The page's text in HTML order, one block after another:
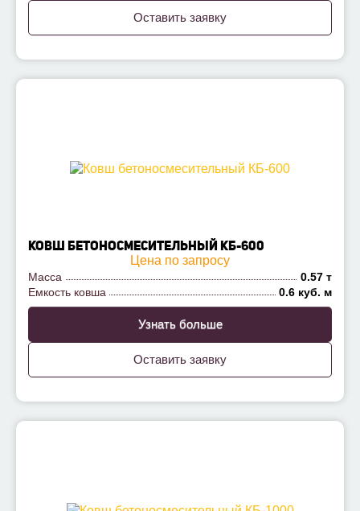
Оставить заявку
КОВШ БЕТОНОСМЕСИТЕЛЬНЫЙ КБ-600
Цена по запросу
Масса
0.57 т
Емкость ковша
0.6 куб. м
Узнать больше
Оставить заявку